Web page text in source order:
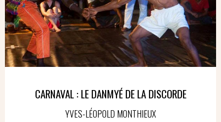
CARNAVAL : LE DANMYÉ DE LA DISCORDE
YVES-LÉOPOLD MONTHIEUX